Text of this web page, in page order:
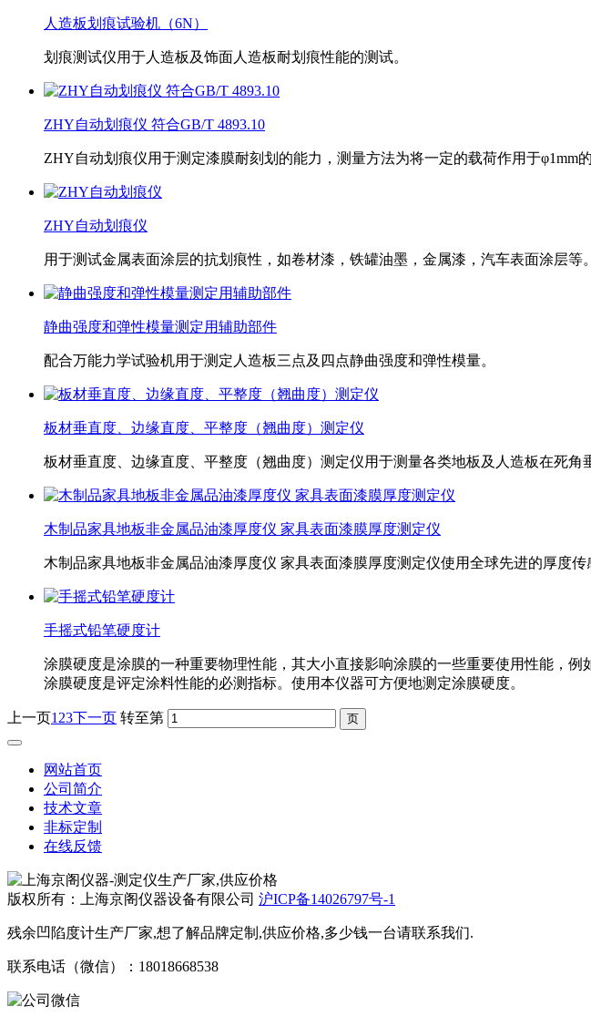
人造板划痕试验机（6N）
划痕测试仪用于人造板及饰面人造板耐划痕性能的测试。
ZHY自动划痕仪 符合GB/T 4893.10
ZHY自动划痕仪用于测定漆膜耐刻划的能力，测量方法为将一定的载荷作用于φ1mm
ZHY自动划痕仪
用于测试金属表面涂层的抗划痕性，如卷材漆，铁罐油墨，金属漆，汽车表面涂层等。
静曲强度和弹性模量测定用辅助部件
配合万能力学试验机用于测定人造板三点及四点静曲强度和弹性模量。
板材垂直度、边缘直度、平整度（翘曲度）测定仪
板材垂直度、边缘直度、平整度（翘曲度）测定仪用于测量各类地板及人造板在死角
木制品家具地板非金属品油漆厚度仪 家具表面漆膜厚度测定仪
木制品家具地板非金属品油漆厚度仪 家具表面漆膜厚度测定仪使用全球先进的厚度
手摇式铅笔硬度计
涂膜硬度是涂膜的一种重要物理性能，其大小直接影响涂膜的一些重要使用性能，
涂膜硬度是评定涂料性能的必测指标。使用本仪器可方便地测定涂膜硬度。
上一页1 23下一页 转至第
网站首页
公司简介
技术文章
非标定制
在线反馈
版权所有：上海京阁仪器设备有限公司 沪ICP备14026797号-1
残余凹陷度计生产厂家,想了解品牌定制,供应价格,多少钱一台请联系我们.
联系电话（微信）：18018668538